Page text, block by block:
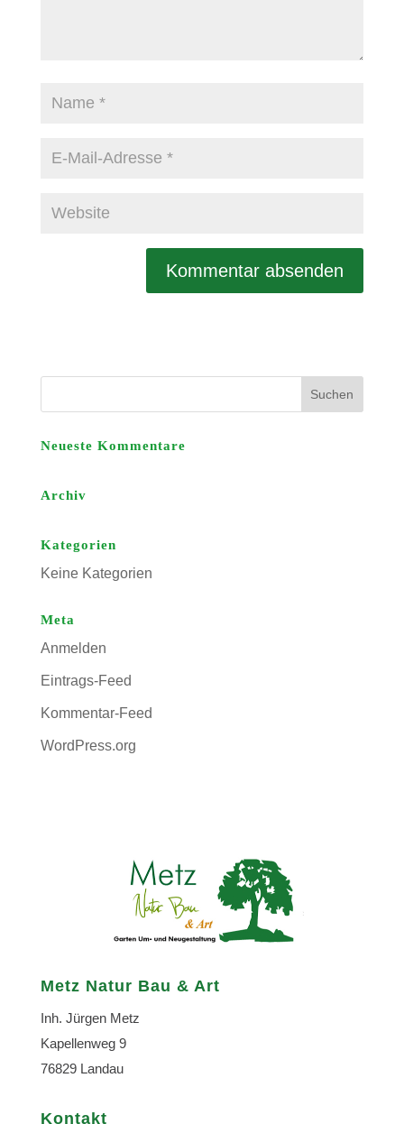
Neueste Kommentare
Archiv
Kategorien
Keine Kategorien
Meta
Anmelden
Eintrags-Feed
Kommentar-Feed
WordPress.org
Metz Natur Bau & Art
Inh. Jürgen Metz
Kapellenweg 9
76829 Landau
Kontakt